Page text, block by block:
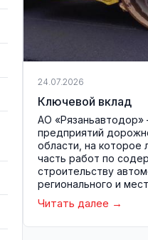
24.07.2026
Ключевой вклад
АО
предприятий
области, на которое
часть работ по
строительству
регионального и
Читать далее